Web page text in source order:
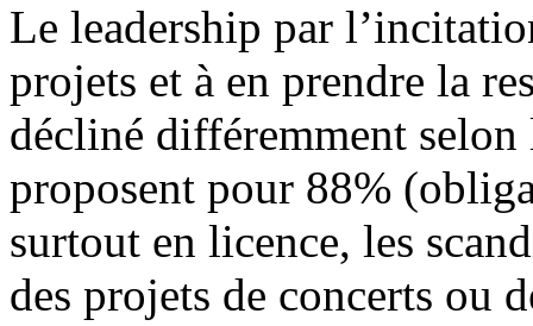
Le leadership par
projets et à en prendre la
décliné différemment
proposent pour 88%
surtout en licence, les
des projets de concerts ou